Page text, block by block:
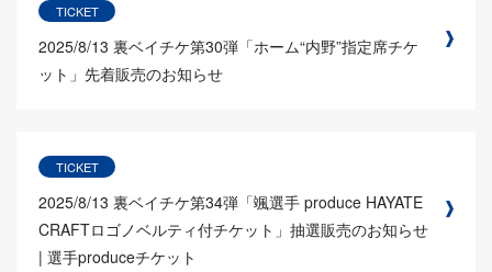
TICKET
2025/8/13 裏ベイチケ第30弾「ホーム“内野”指定席チケ
ット」先着販売のお知らせ
TICKET
2025/8/13 裏ベイチケ第34弾「颯選手 produce HAYATE
CRAFTロゴノベルティ付チケット」抽選販売のお知らせ
| 選手produceチケット